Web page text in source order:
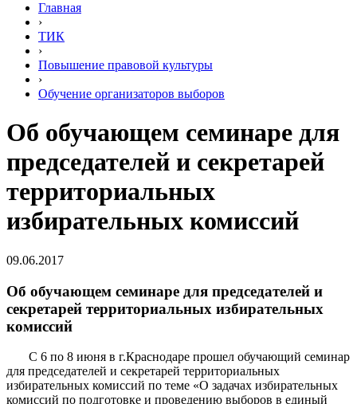
Главная
›
ТИК
›
Повышение правовой культуры
›
Обучение организаторов выборов
Об обучающем семинаре для
председателей и секретарей
территориальных
избирательных комиссий
09.06.2017
Об обучающем семинаре для председателей и
секретарей территориальных избирательных
комиссий
С 6 по 8 июня в г.Краснодаре прошел обучающий семинар
для председателей и секретарей территориальных
избирательных комиссий по теме «О задачах избирательных
комиссий по подготовке и проведению выборов в единый